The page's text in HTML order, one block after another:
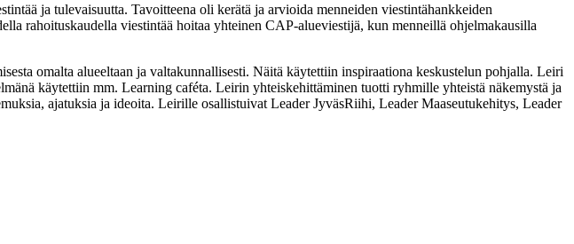
ja tulevaisuutta. Tavoitteena oli kerätä ja arvioida menneiden viestintähankkeiden
rahoituskaudella viestintää hoitaa yhteinen CAP-alueviestijä, kun menneillä ohjelmakausilla
omalta alueeltaan ja valtakunnallisesti. Näitä käytettiin inspiraationa keskustelun pohjalla. Leiri
käytettiin mm. Learning caféta. Leirin yhteiskehittäminen tuotti ryhmille yhteistä näkemystä ja
ajatuksia ja ideoita. Leirille osallistuivat Leader JyväsRiihi, Leader Maaseutukehitys, Leader